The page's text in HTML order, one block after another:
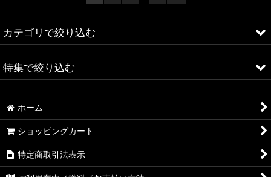
カテゴリで絞り込む
スネークヘッド
カラシン
ポリプテルス
アピストグラマ
特集で絞り込む
Sale
ホーム
ショッピングカート
特定商取引法表示